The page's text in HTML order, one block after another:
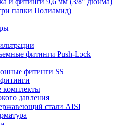
и фитинги 9,6 мм (3/8" дюйма)
папки Полиамид)
фитинги Push-Lock
фитинги SS
комплекты
давления
стали AISI